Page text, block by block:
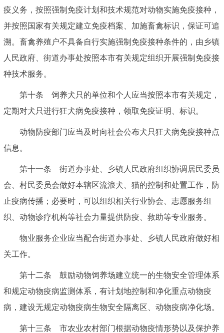
疫义务，按照强制免疫计划和技术规范对动物实施免疫接种，
并按照国家有关规定建立免疫档案、加施畜禽标识，保证可追
溯。畜禽养殖户不具备自行实施强制免疫接种条件的，由乡镇
人民政府、街道办事处按照本市有关规定组织开展强制免疫接
种技术服务。
第十条 饲养犬只的单位和个人应当按照本市有关规定，
定期对犬只进行狂犬病免疫接种，领取免疫证明、标识。
动物防疫部门应当及时向社会公布犬只狂犬病免疫接种点
信息。
第十一条 街道办事处、乡镇人民政府组织协调居民委员
会、村民委员会做好本辖区流浪犬、猫的控制和处置工作，防
止疫病传播；必要时，可以组织相关行业协会、志愿服务组
织、动物诊疗机构等社会力量提供防疫、救助等专业服务。
物业服务企业应当配合街道办事处、乡镇人民政府做好相
关工作。
第十二条 鼓励动物饲养场建立统一的生物安全管理体系
和规定动物疫病监测体系，有计划地控制和净化重点动物疫
病，建设无规定动物疫病生物安全隔离区、动物疫病净化场。
第十三条 市农业农村部门根据动物疫情形势以及保护养